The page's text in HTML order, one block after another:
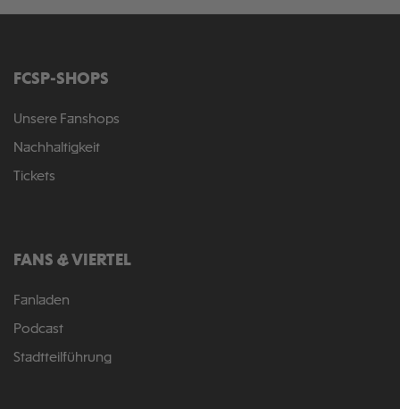
FCSP-SHOPS
Unsere Fanshops
Nachhaltigkeit
Tickets
FANS & VIERTEL
Fanladen
Podcast
Stadtteilführung